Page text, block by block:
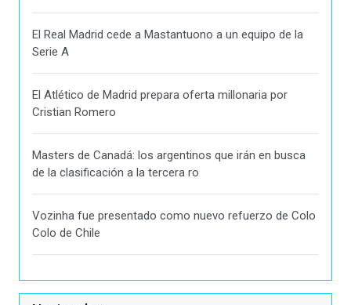
El Real Madrid cede a Mastantuono a un equipo de la
Serie A
El Atlético de Madrid prepara oferta millonaria por
Cristian Romero
Masters de Canadá: los argentinos que irán en busca
de la clasificación a la tercera ro
Vozinha fue presentado como nuevo refuerzo de Colo
Colo de Chile